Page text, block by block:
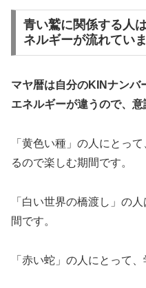
青い鷲に関係する人
ネルギーが流れてい
マヤ暦は自分のKINナンバ
エネルギーが違うので、意
「黄色い種」の人にとっ
るので楽しむ期間です。
「白い世界の橋渡し」の
間です。
「赤い蛇」の人にとって、